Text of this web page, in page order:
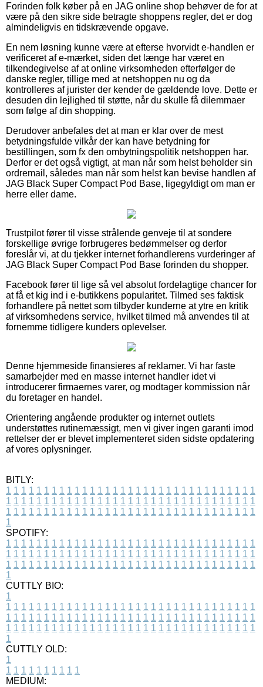
Forinden folk køber på en JAG online shop behøver de for at
være på den sikre side betragte shoppens regler, det er dog
almindeligvis en tidskrævende opgave.
En nem løsning kunne være at efterse hvorvidt e-handlen er
verificeret af e-mærket, siden det længe har været en
tilkendegivelse af at online virksomheden efterfølger de
danske regler, tillige med at netshoppen nu og da
kontrolleres af jurister der kender de gældende love. Dette er
desuden din lejlighed til støtte, når du skulle få dilemmaer
som følge af din shopping.
Derudover anbefales det at man er klar over de mest
betydningsfulde vilkår der kan have betydning for
bestillingen, som fx den ombytningspolitik netshoppen har.
Derfor er det også vigtigt, at man når som helst beholder sin
ordremail, således man når som helst kan bevise handlen af
JAG Black Super Compact Pod Base, ligegyldigt om man er
herre eller dame.
Trustpilot fører til visse strålende genveje til at sondere
forskellige øvrige forbrugeres bedømmelser og derfor
foreslår vi, at du tjekker internet forhandlerens vurderinger af
JAG Black Super Compact Pod Base forinden du shopper.
Facebook fører til lige så vel absolut fordelagtige chancer for
at få et kig ind i e-butikkens popularitet. Tilmed ses faktisk
forhandlere på nettet som tilbyder kunderne at ytre en kritik
af virksomhedens service, hvilket tilmed må anvendes til at
fornemme tidligere kunders oplevelser.
Denne hjemmeside finansieres af reklamer. Vi har faste
samarbejder med en masse internet handler idet vi
introducerer firmaernes varer, og modtager kommission når
du foretager en handel.
Orientering angående produkter og internet outlets
understøttes rutinemæssigt, men vi giver ingen garanti imod
rettelser der er blevet implementeret siden sidste opdatering
af vores oplysninger.
BITLY:
1 1 1 1 1 1 1 1 1 1 1 1 1 1 1 1 1 1 1 1 1 1 1 1 1 1 1 1 1 1 1 1 1
1 1 1 1 1 1 1 1 1 1 1 1 1 1 1 1 1 1 1 1 1 1 1 1 1 1 1 1 1 1 1 1 1
1 1 1 1 1 1 1 1 1 1 1 1 1 1 1 1 1 1 1 1 1 1 1 1 1 1 1 1 1 1 1 1 1
1
SPOTIFY:
1 1 1 1 1 1 1 1 1 1 1 1 1 1 1 1 1 1 1 1 1 1 1 1 1 1 1 1 1 1 1 1 1
1 1 1 1 1 1 1 1 1 1 1 1 1 1 1 1 1 1 1 1 1 1 1 1 1 1 1 1 1 1 1 1 1
1 1 1 1 1 1 1 1 1 1 1 1 1 1 1 1 1 1 1 1 1 1 1 1 1 1 1 1 1 1 1 1 1
1
CUTTLY BIO:
1
1 1 1 1 1 1 1 1 1 1 1 1 1 1 1 1 1 1 1 1 1 1 1 1 1 1 1 1 1 1 1 1 1
1 1 1 1 1 1 1 1 1 1 1 1 1 1 1 1 1 1 1 1 1 1 1 1 1 1 1 1 1 1 1 1 1
1 1 1 1 1 1 1 1 1 1 1 1 1 1 1 1 1 1 1 1 1 1 1 1 1 1 1 1 1 1 1 1 1
1
CUTTLY OLD:
1
1 1 1 1 1 1 1 1 1 1
MEDIUM: